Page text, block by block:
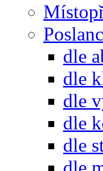
dle
dle
dle
dle
dle